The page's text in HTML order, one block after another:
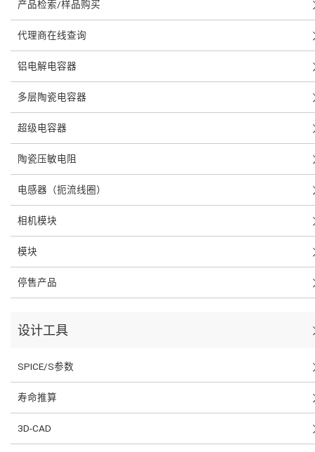
产品检索/样品购买
代理商在线查询
铝电解电容器
多层陶瓷电容器
超级电容器
陶瓷压敏电阻
电感器（扼流线圈）
相机模块
模块
停售产品
设计工具
SPICE/S参数
寿命推算
3D-CAD